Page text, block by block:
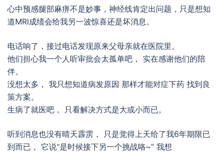
心中预感腿部麻痹不是妙事，神经线肯定出问题，只是想知
道MRI成绩会给我另一波惊喜还是坏消息。
电话响了，接过电话发现原来父母亲就在医院里。
他们担心我一个人听审批会太孤单吧， 实在感谢他们的陪
伴。
没想太多， 我只想知道病发原因 那样才能对症下药 找到良
策方案。
生病了就医吧， 只看解决方式是大或小而已。
听到消息也没有晴天霹雳， 只是觉得上天给了我6年期限已
到而已， 它说“是时候接下另一个挑战咯~” 我想